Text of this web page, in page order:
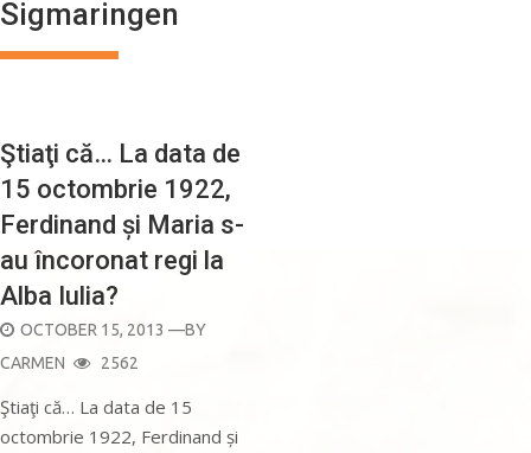
Sigmaringen
Ştiaţi că… La data de
15 octombrie 1922,
Ferdinand și Maria s-
au încoronat regi la
Alba Iulia?
POSTED
ON
OCTOBER 15, 2013 —BY
CARMEN
2562
Ştiaţi că… La data de 15
octombrie 1922, Ferdinand și